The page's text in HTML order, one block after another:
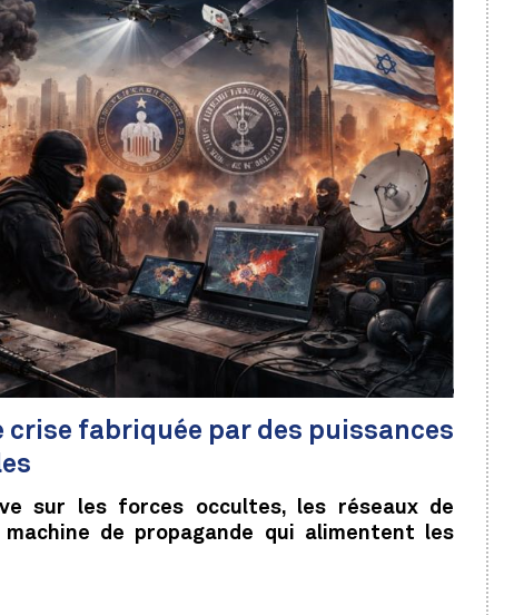
crise fabriquée par des puissances
sur les forces occultes, les réseaux de
de propagande qui alimentent les